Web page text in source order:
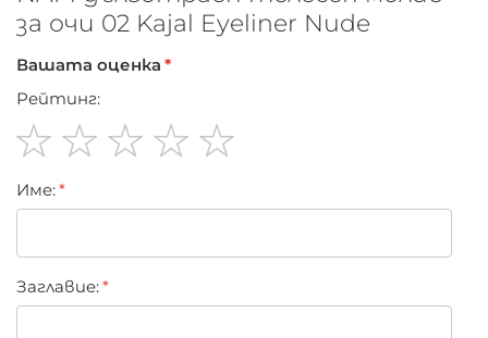
за очи 02 Kajal Eyeliner Nude
Вашата оценка
Рейтинг:
star
stars
stars
stars
stars
Име:
Заглавиe: